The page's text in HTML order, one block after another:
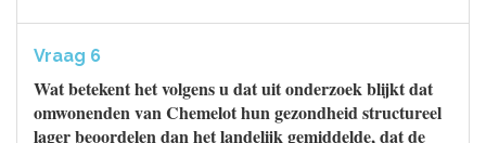
Vraag 6
Wat betekent het volgens u dat uit onderzoek blijkt dat
omwonenden van Chemelot hun gezondheid structureel
lager beoordelen dan het landelijk gemiddelde, dat de